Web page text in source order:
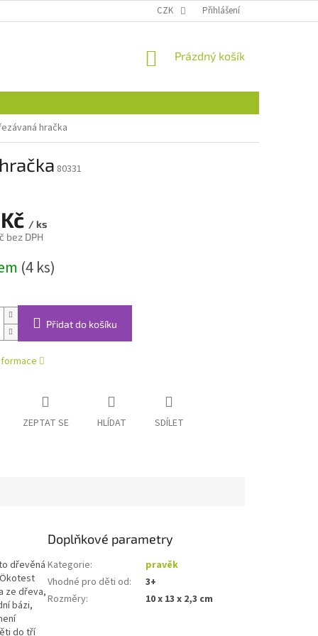
CZK Přihlášení
NÁKUPNÍ
Prázdný košík
hračka
80331
/ ks
bez DPH
(4 ks)
Přidat do košíku
ZEPTAT SE HLÍDAT SDÍLET
dřevěná
ze dřeva,
bázi,
do tří
Doplňkové parametry
Kategorie:
pravěk
Vhodné pro děti od:
3+
Rozměry: 10 x 13 x 2,3 cm